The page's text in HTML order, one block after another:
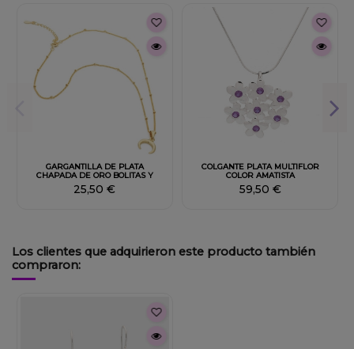
GARGANTILLA DE PLATA
CHAPADA DE ORO BOLITAS Y
LUNA
25,50 €
COLGANTE PLATA MULTIFLOR
COLOR AMATISTA
59,50 €
Los clientes que adquirieron este producto también
compraron: